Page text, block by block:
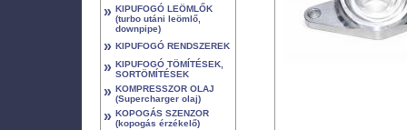
» KIPUFOGÓ LEÖMLŐK
(turbo utáni leömlő,
downpipe)
» KIPUFOGÓ RENDSZEREK
» KIPUFOGÓ TÖMÍTÉSEK,
SORTÖMÍTÉSEK
» KOMPRESSZOR OLAJ
(Supercharger olaj)
» KOPOGÁS SZENZOR
(kopogás érzékelő)